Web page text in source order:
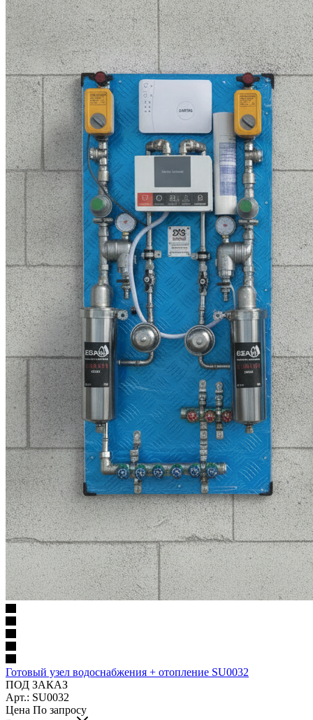
Готовый узел водоснабжения + отопление SU0032
ПОД ЗАКАЗ
Арт.: SU0032
Цена По запросу